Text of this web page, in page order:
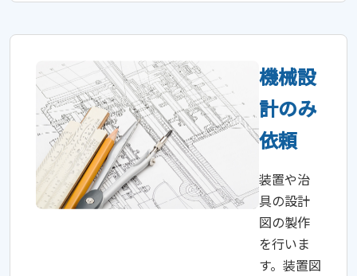
機械設
計のみ
依頼
装置や治
具の設計
図の製作
を行いま
す。装置図